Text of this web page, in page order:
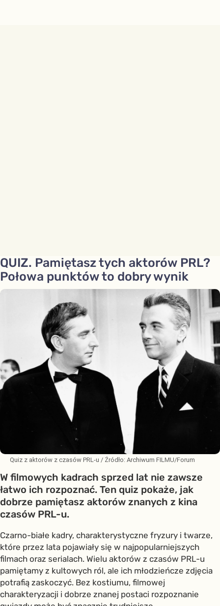
QUIZ. Pamiętasz tych aktorów PRL?
Połowa punktów to dobry wynik
Quiz z aktorów z czasów PRL-u / Źródło: Archiwum FILMU/Forum
W filmowych kadrach sprzed lat nie zawsze
łatwo ich rozpoznać. Ten quiz pokaże, jak
dobrze pamiętasz aktorów znanych z kina
czasów PRL-u.
Czarno-białe kadry, charakterystyczne fryzury i twarze,
które przez lata pojawiały się w najpopularniejszych
filmach oraz serialach. Wielu aktorów z czasów PRL-u
pamiętamy z kultowych ról, ale ich młodzieńcze zdjęcia
potrafią zaskoczyć. Bez kostiumu, filmowej
charakteryzacji i dobrze znanej postaci rozpoznanie